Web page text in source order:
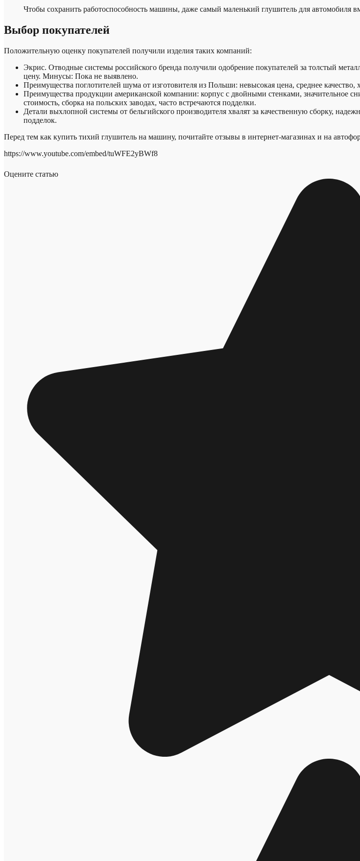
Чтобы сохранить работоспособность машины, даже самый маленький глушитель для автомобиля
Выбор покупателей
Положительную оценку покупателей получили изделия таких компаний:
Экрис. Отводные системы российского бренда получили одобрение покупателей за толстый
цену. Минусы: Пока не выявлено.
Преимущества поглотителей шума от изготовителя из Польши: невысокая цена, среднее
Преимущества продукции американской компании: корпус с двойными стенками, значительное
стоимость, сборка на польских заводах, часто встречаются подделки.
Детали выхлопной системы от бельгийского производителя хвалят за качественную сборку,
подделок.
Перед тем как купить тихий глушитель на машину, почитайте отзывы в интернет-магазинах и на
https://www.youtube.com/embed/tuWFE2yBWf8
Оцените статью